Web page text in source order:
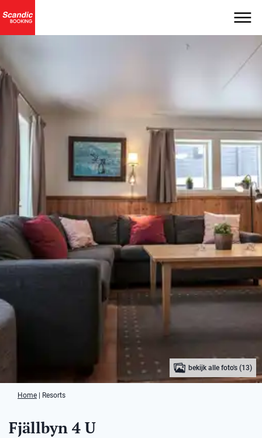
bekijk alle foto's (13)
Home Resorts
Fjällbyn 4 U